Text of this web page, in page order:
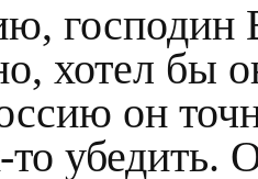
господин
хотел бы
он
то убедить.